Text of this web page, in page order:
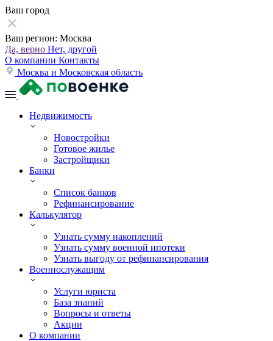
Ваш город
Ваш регион: Москва
Да, верно Нет, другой
О компании Контакты
Москва и Московская область
Недвижимость
Новостройки
Готовое жилье
Застройщики
Банки
Список банков
Рефинансирование
Калькулятор
Узнать сумму накоплений
Узнать сумму военной ипотеки
Узнать выгоду от рефинансирования
Военнослужащим
Услуги юриста
База знаний
Вопросы и ответы
Акции
О компании